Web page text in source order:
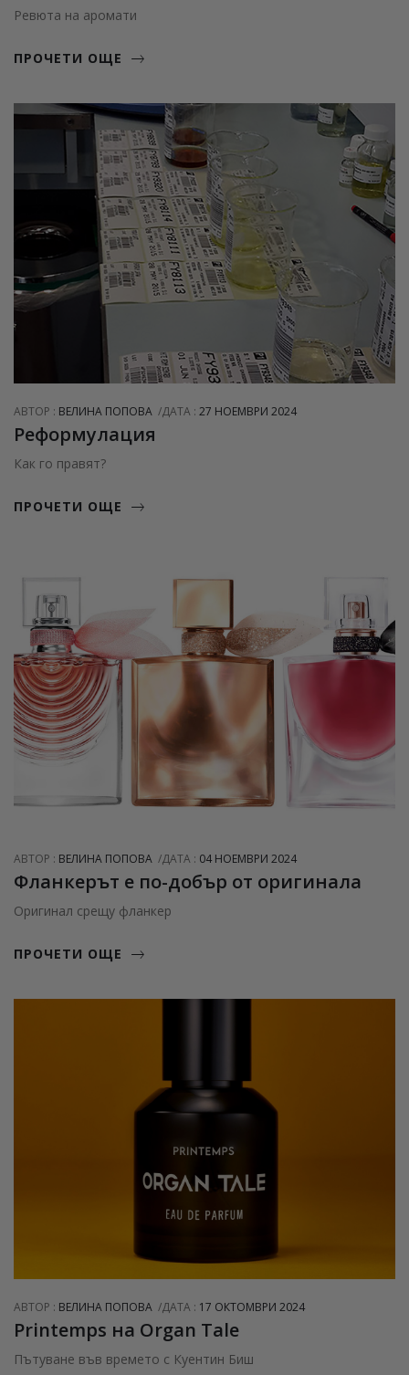
Ревюта на аромати
ПРОЧЕТИ ОЩЕ
АВТОР : ВЕЛИНА ПОПОВА ДАТА : 27 НОЕМВРИ 2024
Реформулация
Как го правят?
ПРОЧЕТИ ОЩЕ
АВТОР : ВЕЛИНА ПОПОВА ДАТА : 04 НОЕМВРИ 2024
Фланкерът е по-добър от оригинала
Оригинал срещу фланкер
ПРОЧЕТИ ОЩЕ
АВТОР : ВЕЛИНА ПОПОВА ДАТА : 17 ОКТОМВРИ 2024
Printemps на Organ Tale
Пътуване във времето с Куентин Биш